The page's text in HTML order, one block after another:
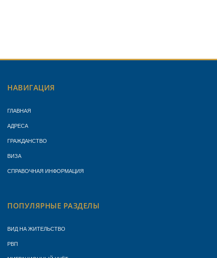
НАВИГАЦИЯ
ГЛАВНАЯ
АДРЕСА
ГРАЖДАНСТВО
ВИЗА
СПРАВОЧНАЯ ИНФОРМАЦИЯ
ПОПУЛЯРНЫЕ РАЗДЕЛЫ
ВИД НА ЖИТЕЛЬСТВО
РВП